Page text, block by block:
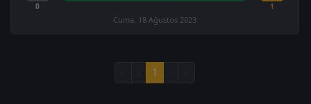
0 1
Cuma, 18 Ağustos 2023
1